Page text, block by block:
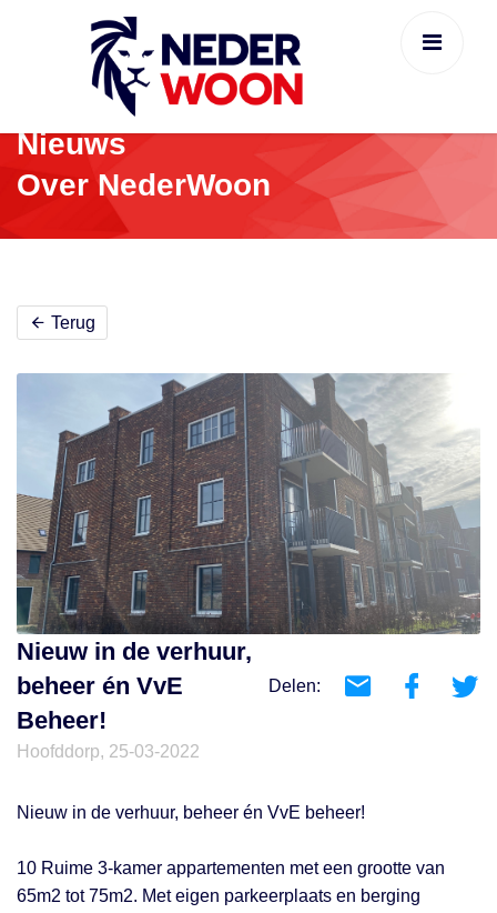
Nieuws
Over NederWoon
Terug
Nieuw in de verhuur,
beheer én VvE
Beheer!
Delen:
Hoofddorp, 25-03-2022
Nieuw in de verhuur, beheer én VvE beheer!
10 Ruime 3-kamer appartementen met een grootte van
65m2 tot 75m2. Met eigen parkeerplaats en berging